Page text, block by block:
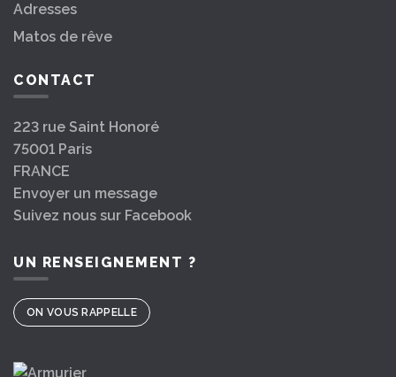
Adresses
Matos de rêve
CONTACT
223 rue Saint Honoré
75001 Paris
FRANCE
Envoyer un message
Suivez nous sur Facebook
UN RENSEIGNEMENT ?
ON VOUS RAPPELLE